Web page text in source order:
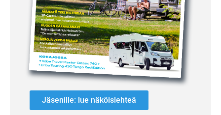
Jäsenille: lue näköislehteä